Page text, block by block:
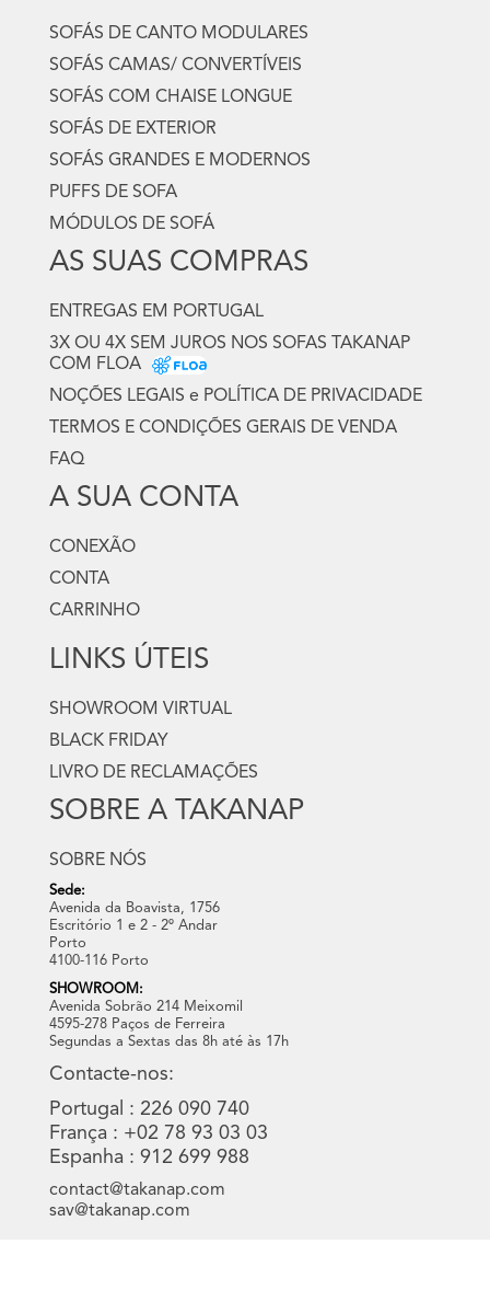
SOFÁS DE CANTO MODULARES
SOFÁS CAMAS/ CONVERTÍVEIS
SOFÁS COM CHAISE LONGUE
SOFÁS DE EXTERIOR
SOFÁS GRANDES E MODERNOS
PUFFS DE SOFA
MÓDULOS DE SOFÁ
AS SUAS COMPRAS
ENTREGAS EM PORTUGAL
3X OU 4X SEM JUROS NOS SOFAS TAKANAP
COM FLOA
NOÇÕES LEGAIS e POLÍTICA DE PRIVACIDADE
TERMOS E CONDIÇÕES GERAIS DE VENDA
FAQ
A SUA CONTA
CONEXÃO
CONTA
CARRINHO
LINKS ÚTEIS
SHOWROOM VIRTUAL
BLACK FRIDAY
LIVRO DE RECLAMAÇÕES
SOBRE A TAKANAP
SOBRE NÓS
Sede:
Avenida da Boavista, 1756
Escritório 1 e 2 - 2º Andar
Porto
4100-116 Porto
SHOWROOM:
Avenida Sobrão 214 Meixomil
4595-278 Paços de Ferreira
Segundas a Sextas das 8h até às 17h
Contacte-nos:
Portugal : 226 090 740
França : +02 78 93 03 03
Espanha : 912 699 988
contact@takanap.com
sav@takanap.com